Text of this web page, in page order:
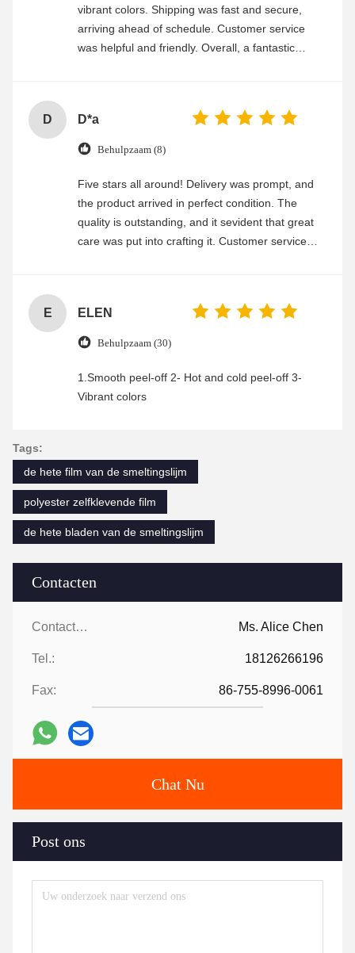
Contacten
Contacten: Ms. Alice Chen
Tel.: 18126266196
Fax: 86-755-8996-0061
Chat Nu
Post ons
vibrant colors. Shipping was fast and secure,
arriving ahead of schedule. Customer service
was helpful and friendly. Overall, a fantastic
D D*a
Behulpzaam (8)
Five stars all around! Delivery was prompt, and
the product arrived in perfect condition. The
quality is outstanding, and it sevident that great
care was put into crafting it. Customer service
E ELEN
Behulpzaam (30)
1.Smooth peel-off 2- Hot and cold peel-off 3-
Vibrant colors
Tags:
de hete film van de smeltingslijm
polyester zelfklevende film
de hete bladen van de smeltingslijm